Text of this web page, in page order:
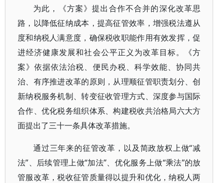
为此，《方案》提出合作不合并的深化改革思
路，以降低征纳成本，提高征管效率，增强税法遵从
度和纳税人满意度，确保税收职能作用有效发挥，促
进经济健康发展和社会公平正义为改革目标。《方
案》依据依法治税、便民办税、科学效能、协同共
治、有序推进改革的原则，从理顺征管职责划分、创
新纳税服务机制、转变征收管理方式、深度参与国际
合作、优化税务组织体系、构建税收共治格局六大方
面提出了三十一条具体改革措施。
通过三年来的征管改革，以及简政放权上做“减
法”、后续管理上做“加法”、优化服务上做“乘法”的放
管服改革，税收征管质量得以提升和优化，纳税人两